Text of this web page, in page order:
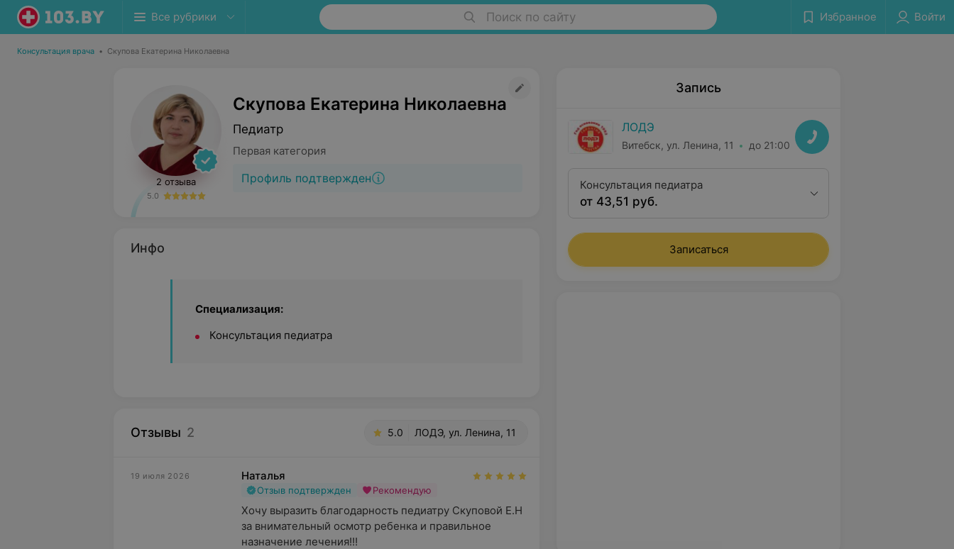
Все рубрики Поиск по сайту Избранное Войти
Консультация врача • Скупова Екатерина Николаевна
2 отзыва
5.0
Скупова Екатерина Николаевна
Педиатр
Первая категория
Профиль подтвержден
Инфо
Специализация:
Консультация педиатра
Отзывы 2 5.0 ЛОДЭ, ул. Ленина, 11
19 июля 2026 Наталья
Отзыв подтвержден Рекомендую
Хочу выразить благодарность педиатру Скуповой Е.Н
за внимательный осмотр ребенка и правильное
назначение лечения!!!
Запись
ЛОДЭ
Витебск, ул. Ленина, 11 до 21:00
Консультация педиатра
от 43,51 руб.
Записаться